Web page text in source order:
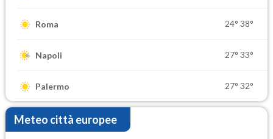
Roma 24° 38°
Napoli 27° 33°
Palermo 27° 32°
Meteo città europee